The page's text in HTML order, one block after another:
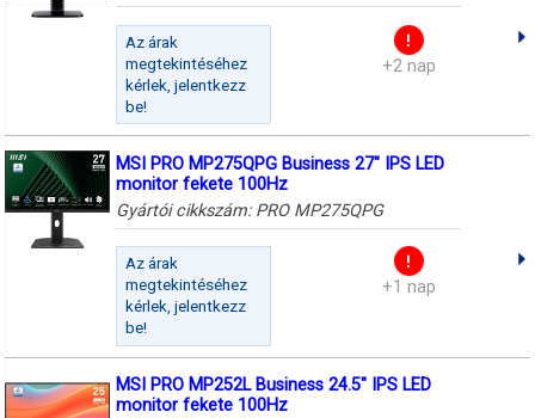
Az árak
megtekintéséhez
kérlek, jelentkezz
be!
+2 nap
MSI PRO MP275QPG Business 27" IPS LED
monitor fekete 100Hz
Gyártói cikkszám: PRO MP275QPG
Az árak
megtekintéséhez
kérlek, jelentkezz
be!
+1 nap
MSI PRO MP252L Business 24.5" IPS LED
monitor fekete 100Hz